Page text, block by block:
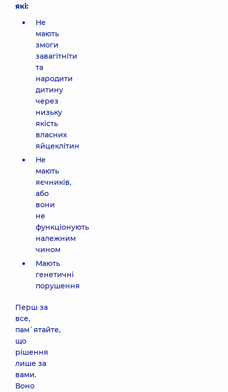
які:
Не
мають
змоги
завагітніти
та
народити
дитину
через
низьку
якість
власних
яйцеклітин
Не
мають
яєчників,
або
вони
не
функціонують
належним
чином
Мають
генетичні
порушення
Перш за
все,
пам`ятайте,
що
рішення
лише за
вами.
Воно